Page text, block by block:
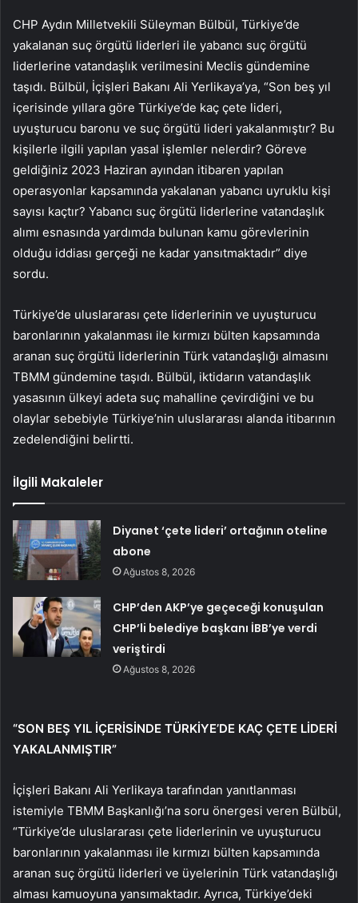
CHP Aydın Milletvekili Süleyman Bülbül, Türkiye’de
yakalanan suç örgütü liderleri ile yabancı suç örgütü
liderlerine vatandaşlık verilmesini Meclis gündemine
taşıdı. Bülbül, İçişleri Bakanı Ali Yerlikaya’ya, “Son beş yıl
içerisinde yıllara göre Türkiye’de kaç çete lideri,
uyuşturucu baronu ve suç örgütü lideri yakalanmıştır? Bu
kişilerle ilgili yapılan yasal işlemler nelerdir? Göreve
geldiğiniz 2023 Haziran ayından itibaren yapılan
operasyonlar kapsamında yakalanan yabancı uyruklu kişi
sayısı kaçtır? Yabancı suç örgütü liderlerine vatandaşlık
alımı esnasında yardımda bulunan kamu görevlerinin
olduğu iddiası gerçeği ne kadar yansıtmaktadır” diye
sordu.
Türkiye’de uluslararası çete liderlerinin ve uyuşturucu
baronlarının yakalanması ile kırmızı bülten kapsamında
aranan suç örgütü liderlerinin Türk vatandaşlığı almasını
TBMM gündemine taşıdı. Bülbül, iktidarın vatandaşlık
yasasının ülkeyi adeta suç mahalline çevirdiğini ve bu
olaylar sebebiyle Türkiye’nin uluslararası alanda itibarının
zedelendiğini belirtti.
İlgili Makaleler
Diyanet ‘çete lideri’ ortağının oteline
abone
Ağustos 8, 2026
CHP’den AKP’ye geçeceği konuşulan
CHP’li belediye başkanı İBB’ye verdi
veriştirdi
Ağustos 8, 2026
“SON BEŞ YIL İÇERİSİNDE TÜRKİYE’DE KAÇ ÇETE LİDERİ
YAKALANMIŞTIR”
İçişleri Bakanı Ali Yerlikaya tarafından yanıtlanması
istemiyle TBMM Başkanlığı’na soru önergesi veren Bülbül,
“Türkiye’de uluslararası çete liderlerinin ve uyuşturucu
baronlarının yakalanması ile kırmızı bülten kapsamında
aranan suç örgütü liderleri ve üyelerinin Türk vatandaşlığı
alması kamuoyuna yansımaktadır. Ayrıca, Türkiye’deki